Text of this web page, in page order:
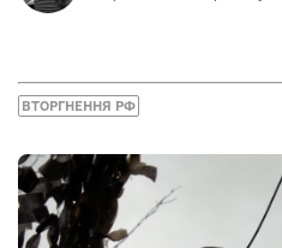
ВТОРГНЕННЯ РФ